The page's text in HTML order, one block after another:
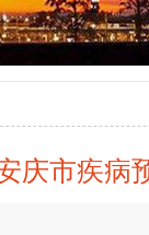
庆市疾病